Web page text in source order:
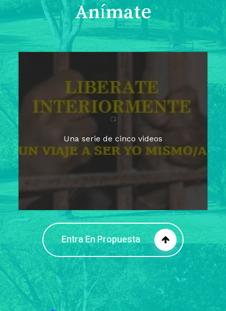
Anímate
Una serie de cinco videos
Para un tiempo de
Cuaresma
El camino hacia la libertad
Barreras de la libertad interior
Fortaleciendo mi libertad
Entra En Propuesta